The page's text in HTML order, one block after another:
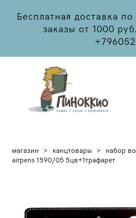
Бесплатная доставка
заказы от 1000
магазин > канцтовары >
набор
airpens 1590/05 5цв+1трафарет